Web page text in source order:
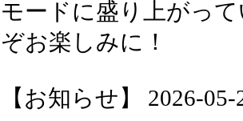
モードに盛り上がっ
ぞお楽しみに！
【お知らせ】 2026-